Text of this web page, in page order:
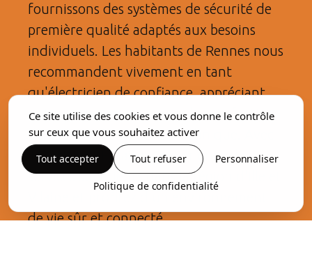
fournissons des systèmes de sécurité de
première qualité adaptés aux besoins
individuels. Les habitants de Rennes nous
recommandent vivement en tant
qu'électricien de confiance, appréciant
notre engagement envers la satisfaction
du client et l'excellence technique. Avec
TCONNECTÉ, faites l'expérience de
services supérieurs dans la région d'Ille et
Vilaine et profitez d'un environnement
de vie sûr et connecté.
Ce site utilise des cookies et vous donne le contrôle
sur ceux que vous souhaitez activer
Tout accepter Tout refuser Personnaliser
Politique de confidentialité